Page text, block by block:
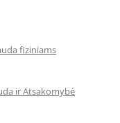
fiziniams
ir Atsakomybė